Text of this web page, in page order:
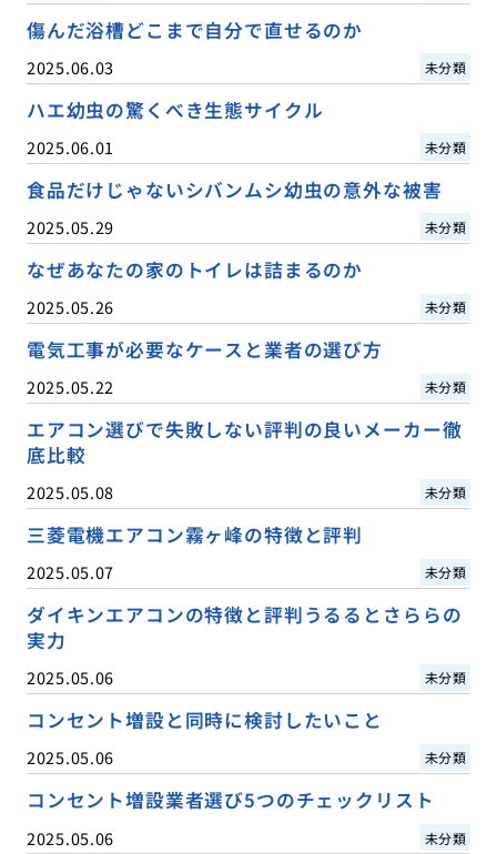
傷んだ浴槽どこまで自分で直せるのか
2025.06.03 未分類
ハエ幼虫の驚くべき生態サイクル
2025.06.01 未分類
食品だけじゃないシバンムシ幼虫の意外な被害
2025.05.29 未分類
なぜあなたの家のトイレは詰まるのか
2025.05.26 未分類
電気工事が必要なケースと業者の選び方
2025.05.22 未分類
エアコン選びで失敗しない評判の良いメーカー徹
底比較
2025.05.08 未分類
三菱電機エアコン霧ヶ峰の特徴と評判
2025.05.07 未分類
ダイキンエアコンの特徴と評判うるるとさららの
実力
2025.05.06 未分類
コンセント増設と同時に検討したいこと
2025.05.06 未分類
コンセント増設業者選び5つのチェックリスト
2025.05.06 未分類